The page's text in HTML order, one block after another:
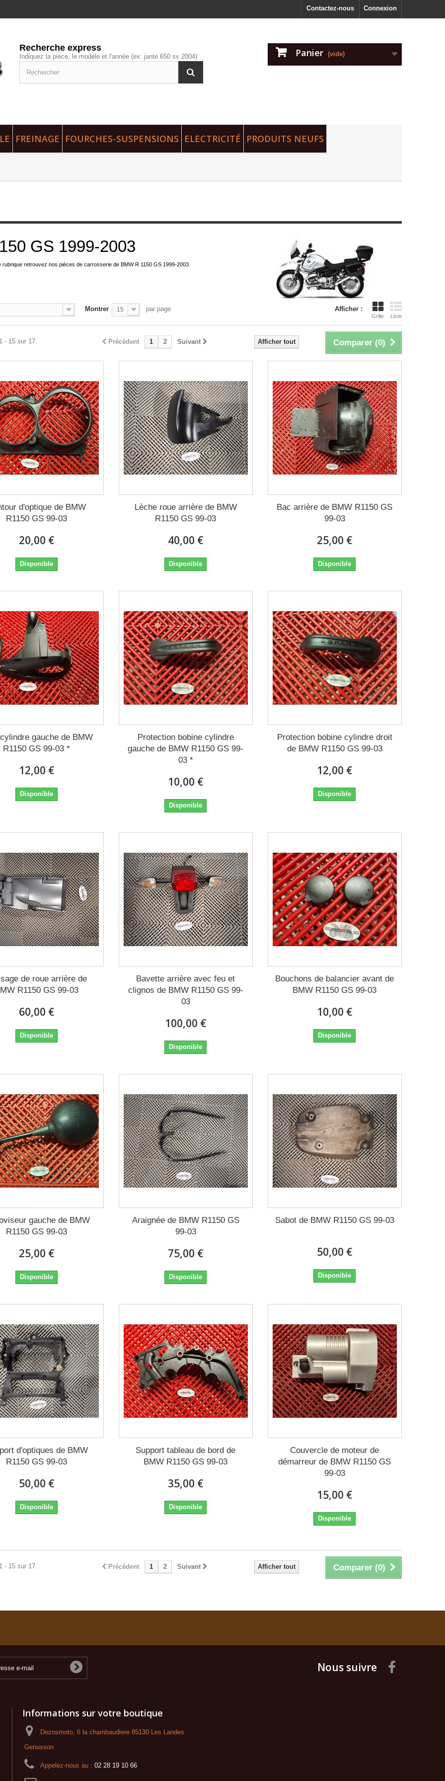
Connexion
Contactez-nous
Recherche express
Indiquez la pièce, le modèle et l'année (ex: jante 650 sv 2004) Panier (vide)
FREINAGE FOURCHES-SUSPENSIONS ELECTRICITÉ PRODUITS NEUFS
GS 1999-2003
rubrique retrouvez nos pièces de carrosserie de BMW R 1150 GS 1999-2003.
Afficher :
Grille Liste
Montrer 15 par page
Comparer (0)
Afficher tout
Précédent 1 2 Suivant
- 15 sur 17.
d'optique de BMW
R1150 GS 99-03
20,00 €
Disponible
Lèche roue arrière de BMW
R1150 GS 99-03
40,00 €
Disponible
Bac arrière de BMW R1150 GS
99-03
25,00 €
Disponible
gauche de BMW
R1150 GS 99-03 *
12,00 €
Disponible
Protection bobine cylindre
gauche de BMW R1150 GS 99-
03 *
10,00 €
Disponible
Protection bobine cylindre droit
de BMW R1150 GS 99-03
12,00 €
Disponible
de roue arrière de
R1150 GS 99-03
60,00 €
Disponible
Bavette arrière avec feu et
clignos de BMW R1150 GS 99-
03
100,00 €
Disponible
Bouchons de balancier avant de
BMW R1150 GS 99-03
10,00 €
Disponible
gauche de BMW
R1150 GS 99-03
25,00 €
Disponible
Araignée de BMW R1150 GS
99-03
75,00 €
Disponible
Sabot de BMW R1150 GS 99-03
50,00 €
Disponible
d'optiques de BMW
R1150 GS 99-03
50,00 €
Disponible
Support tableau de bord de
BMW R1150 GS 99-03
35,00 €
Disponible
Couvercle de moteur de
démarreur de BMW R1150 GS
99-03
15,00 €
Disponible
Comparer (0)
Afficher tout
Précédent 1 2 Suivant
- 15 sur 17.
Nous suivre
Informations sur votre boutique
Dezosmoto, 6 la chambaudiere 85130 Les Landes
Genusson
Appelez-nous au : 02 28 19 10 66